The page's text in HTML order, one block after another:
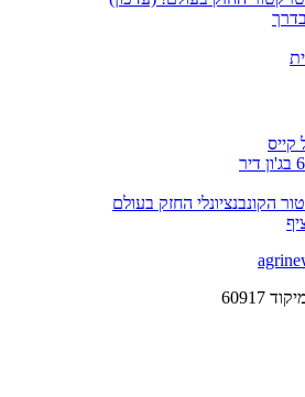
קייס
הקונבנציונלי החזק בעולם